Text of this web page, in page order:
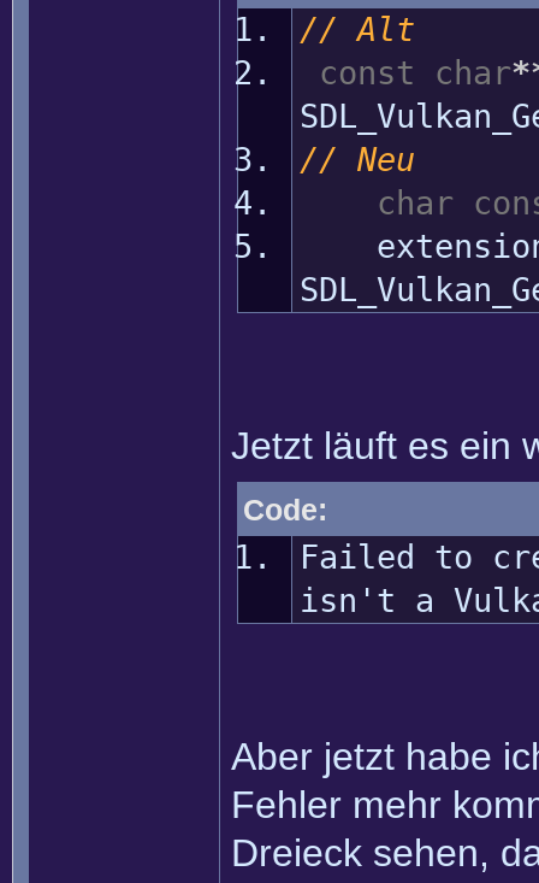
// Alt
const
char
// Neu
char
Jetzt läuft es ein
Code:
Failed to
isn't a
Aber jetzt habe
Fehler mehr
Dreieck sehen,